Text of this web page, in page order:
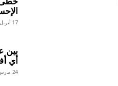
17 أبريل 2026
بين
أي
24 مارس 2026